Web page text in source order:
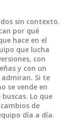
sin contexto.
por qué
hace en el
que lucha
con
y con un
Si te
se vende en
Lo que
de
día a día.